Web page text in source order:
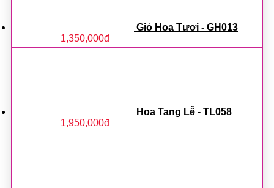
Giỏ Hoa Tươi - GH013
1,350,000đ
Hoa Tang Lễ - TL058
1,950,000đ